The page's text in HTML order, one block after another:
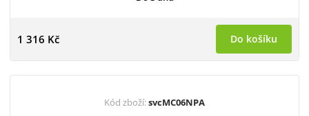
1 316 Kč Do košíku
Kód zboží:svcMC06NPA